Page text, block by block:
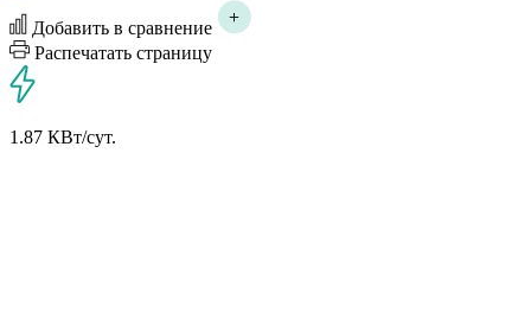
Добавить в сравнение
Распечатать страницу
1.87 КВт/сут.